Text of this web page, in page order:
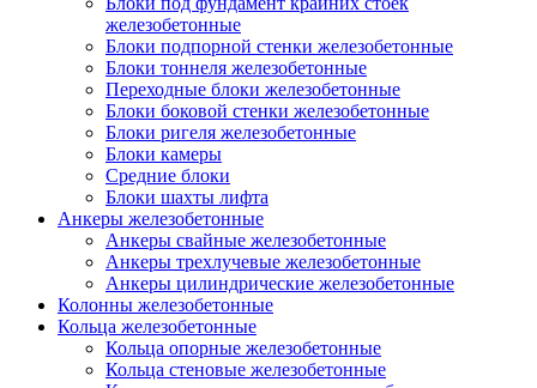
железобетонные
Блоки подпорной стенки железобетонные
Блоки тоннеля железобетонные
Переходные блоки железобетонные
Блоки боковой стенки железобетонные
Блоки ригеля железобетонные
Блоки камеры
Средние блоки
Блоки шахты лифта
Анкеры железобетонные
Анкеры свайные железобетонные
Анкеры трехлучевые железобетонные
Анкеры цилиндрические железобетонные
Колонны железобетонные
Кольца железобетонные
Кольца опорные железобетонные
Кольца стеновые железобетонные